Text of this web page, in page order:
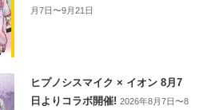
月7日〜9月21日
ヒプノシスマイク × イオン 8月7
日よりコラボ開催!2026年8月7日〜8